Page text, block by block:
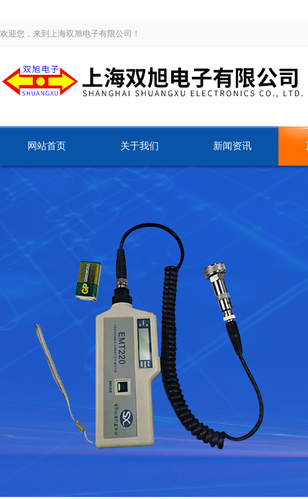
欢迎您，来到上海双旭电子有限公司！
网站首页 关于我们 新闻资讯